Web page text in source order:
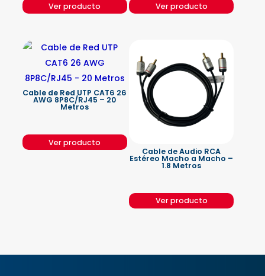
Ver producto Ver producto
Cable de Red UTP CAT6 26
AWG 8P8C/RJ45 – 20
Metros
Ver producto
Cable de Audio RCA
Estéreo Macho a Macho –
1.8 Metros
Ver producto